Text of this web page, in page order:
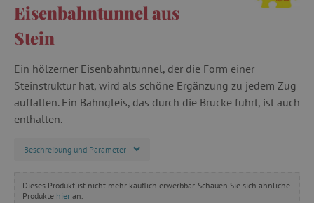
Eisenbahntunnel aus
Stein
Ein hölzerner Eisenbahntunnel, der die Form einer
Steinstruktur hat, wird als schöne Ergänzung zu jedem Zug
auffallen. Ein Bahngleis, das durch die Brücke führt, ist auch
enthalten.
Beschreibung und Parameter
Dieses Produkt ist nicht mehr käuflich erwerbbar. Schauen Sie sich ähnliche
Produkte hier an.